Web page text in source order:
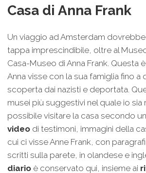
Casa di Anna Frank
Un viaggio ad Amsterdam dovrebbe
tappa imprescindibile, oltre al
Casa-Museo di Anna Frank. Questa
Anna visse con la sua famiglia fino a
scoperta dai nazisti e deportata.
musei più suggestivi nel quale io sia
possibile visitare la casa secondo
video di testimoni, immagini della
cui ci visse Anne Frank, con
scritti sulla parete, in olandese e
diario è conservato qui, insieme ai